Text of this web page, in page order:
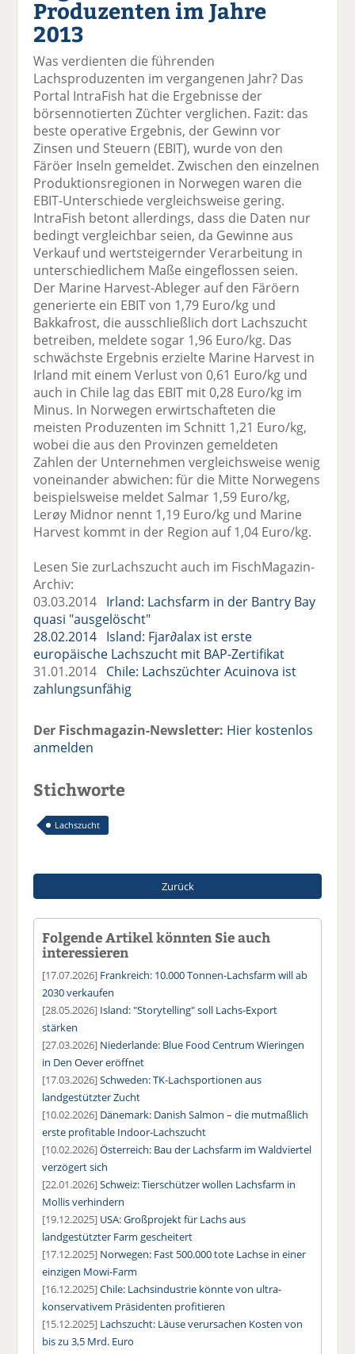
el
a
ac
e
b
o
o
k
te
il
e
n
el
t
er
n
n
e
di
n
te
il
e
n
m
l
se
n
e
n
Produzenten im Jahre
2013
Was verdienten die führenden
Lachsproduzenten im vergangenen Jahr? Das
Portal IntraFish hat die Ergebnisse der
börsennotierten Züchter verglichen. Fazit: das
beste operative Ergebnis, der Gewinn vor
Zinsen und Steuern (EBIT), wurde von den
Färöer Inseln gemeldet. Zwischen den einzelnen
Produktionsregionen in Norwegen waren die
EBIT-Unterschiede vergleichsweise gering.
IntraFish betont allerdings, dass die Daten nur
bedingt vergleichbar seien, da Gewinne aus
Verkauf und wertsteigernder Verarbeitung in
unterschiedlichem Maße eingeflossen seien.
Der Marine Harvest-Ableger auf den Färöern
generierte ein EBIT von 1,79 Euro/kg und
Bakkafrost, die ausschließlich dort Lachszucht
betreiben, meldete sogar 1,96 Euro/kg. Das
schwächste Ergebnis erzielte Marine Harvest in
Irland mit einem Verlust von 0,61 Euro/kg und
auch in Chile lag das EBIT mit 0,28 Euro/kg im
Minus. In Norwegen erwirtschafteten die
meisten Produzenten im Schnitt 1,21 Euro/kg,
wobei die aus den Provinzen gemeldeten
Zahlen der Unternehmen vergleichsweise wenig
voneinander abwichen: für die Mitte Norwegens
beispielsweise meldet Salmar 1,59 Euro/kg,
Lerøy Midnor nennt 1,19 Euro/kg und Marine
Harvest kommt in der Region auf 1,04 Euro/kg.
Lesen Sie zurLachszucht auch im FischMagazin-
Archiv:
03.03.2014 Irland: Lachsfarm in der Bantry Bay
quasi "ausgelöscht"
28.02.2014 Island: Fjar∂alax ist erste
europäische Lachszucht mit BAP-Zertifikat
31.01.2014 Chile: Lachszüchter Acuinova ist
zahlungsunfähig
Der Fischmagazin-Newsletter: Hier kostenlos
anmelden
Stichworte
Lachszucht
Zurück
Folgende Artikel könnten Sie auch
interessieren
[17.07.2026] Frankreich: 10.000 Tonnen-Lachsfarm will ab
2030 verkaufen
[28.05.2026] Island: "Storytelling" soll Lachs-Export
stärken
[27.03.2026] Niederlande: Blue Food Centrum Wieringen
in Den Oever eröffnet
[17.03.2026]Schweden: TK-Lachsportionen aus
landgestützter Zucht
[10.02.2026] Dänemark: Danish Salmon – die mutmaßlich
erste profitable Indoor-Lachszucht
[10.02.2026]Österreich: Bau der Lachsfarm im Waldviertel
verzögert sich
[22.01.2026]Schweiz: Tierschützer wollen Lachsfarm in
Mollis verhindern
[19.12.2025] USA: Großprojekt für Lachs aus
landgestützter Farm gescheitert
[17.12.2025] Norwegen: Fast 500.000 tote Lachse in einer
einzigen Mowi-Farm
[16.12.2025]Chile: Lachsindustrie könnte von ultra-
konservativem Präsidenten profitieren
[15.12.2025] Lachszucht: Läuse verursachen Kosten von
bis zu 3,5 Mrd. Euro